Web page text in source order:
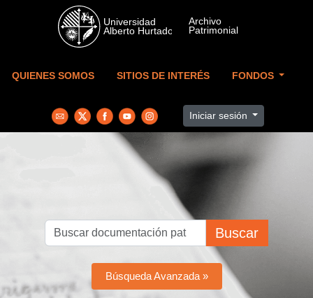
Skip to main content
QUIENES SOMOS SITIOS DE INTERÉS FONDOS
Iniciar sesión
Buscar
Búsqueda Avanzada »